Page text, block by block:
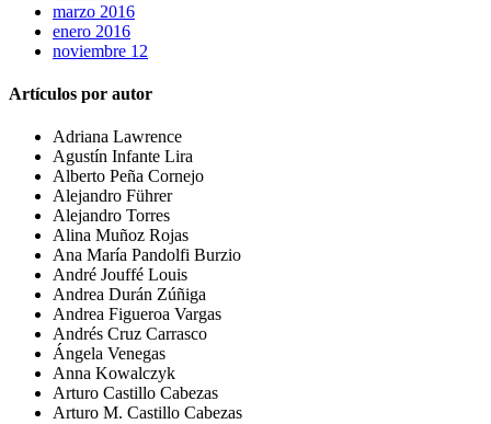
marzo 2016
enero 2016
noviembre 12
Artículos por autor
Adriana Lawrence
Agustín Infante Lira
Alberto Peña Cornejo
Alejandro Führer
Alejandro Torres
Alina Muñoz Rojas
Ana María Pandolfi Burzio
André Jouffé Louis
Andrea Durán Zúñiga
Andrea Figueroa Vargas
Andrés Cruz Carrasco
Ángela Venegas
Anna Kowalczyk
Arturo Castillo Cabezas
Arturo M. Castillo Cabezas